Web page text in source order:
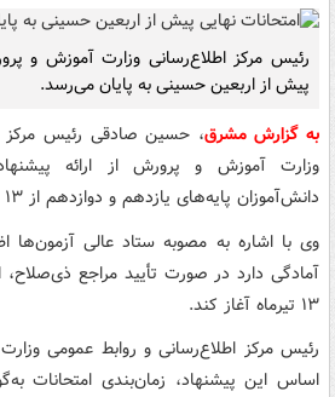
رئیس مرکز اطلاع‌رسانی وزارت آموزش‌ و
پیش از اربعین حسینی به پایان می‌رسد.
به گزارش مشرق، حسین صادقی رئیس مرکز
وزارت آموزش و پرورش از ارائه پیشنهاد
دانش‌آموزان پایه‌های یازدهم و دوازدهم از ۱۳ تیرماه خبر داد.
وی با اشاره به مصوبه ستاد عالی
آمادگی دارد در صورت تأیید مراجع ذی‌صلاح،
۱۳ تیرماه آغاز کند.
رئیس مرکز اطلاع‌رسانی و روابط عمومی
اساس این پیشنهاد، زمان‌بندی امتحانات